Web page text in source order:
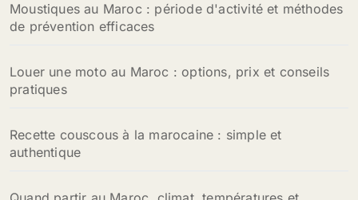
Moustiques au Maroc : période d'activité et méthodes
de prévention efficaces
Louer une moto au Maroc : options, prix et conseils
pratiques
Recette couscous à la marocaine : simple et
authentique